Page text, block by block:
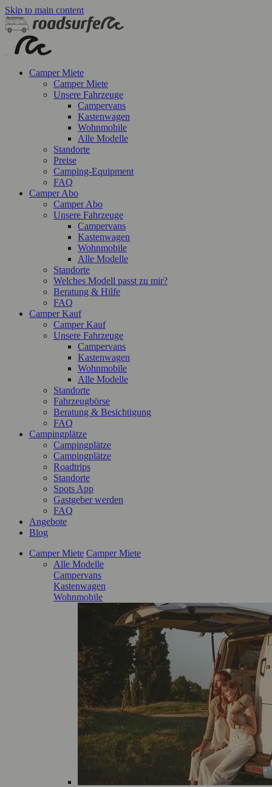
Skip to main content
Camper Miete
Camper Miete
Unsere Fahrzeuge
Campervans
Kastenwagen
Wohnmobile
Alle Modelle
Standorte
Preise
Camping-Equipment
FAQ
Camper Abo
Camper Abo
Unsere Fahrzeuge
Campervans
Kastenwagen
Wohnmobile
Alle Modelle
Standorte
Welches Modell passt zu mir?
Beratung & Hilfe
FAQ
Camper Kauf
Camper Kauf
Unsere Fahrzeuge
Campervans
Kastenwagen
Wohnmobile
Alle Modelle
Standorte
Fahrzeugbörse
Beratung & Besichtigung
FAQ
Campingplätze
Campingplätze
Campingplätze
Roadtrips
Standorte
Spots App
Gastgeber werden
FAQ
Angebote
Blog
Camper Miete Camper Miete
Alle Modelle
Campervans
Kastenwagen
Wohnmobile